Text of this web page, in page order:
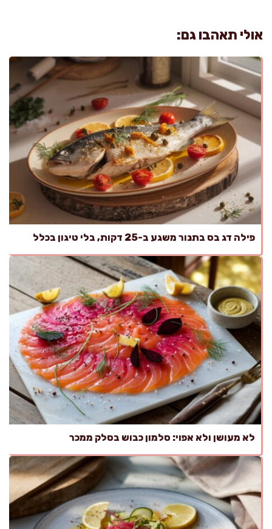
אולי תאהבו גם:
פילה דג בס בתנור משגע ב-25 דקות, בלי טיגון בכלל
לא מעושן ולא אפוי: סלמון כבוש בסלק ממכר